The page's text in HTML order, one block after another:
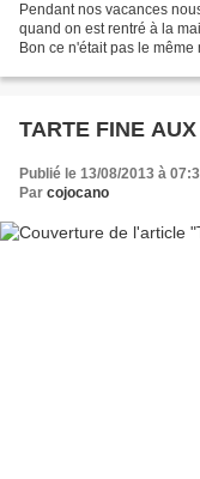
Pendant nos vacances
quand on est rentré à la
Bon ce n'était pas le
TARTE FINE
Publié le 13/08/2013 à
Par cojocano